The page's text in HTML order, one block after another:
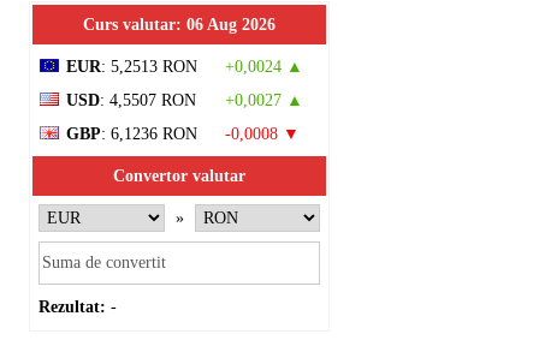
Curs valutar: 06 Aug 2026
EUR: 5,2513 RON
+0,0024 ▲
USD: 4,5507 RON
+0,0027 ▲
GBP: 6,1236 RON -0,0008 ▼
Convertor valutar
»
Rezultat: -